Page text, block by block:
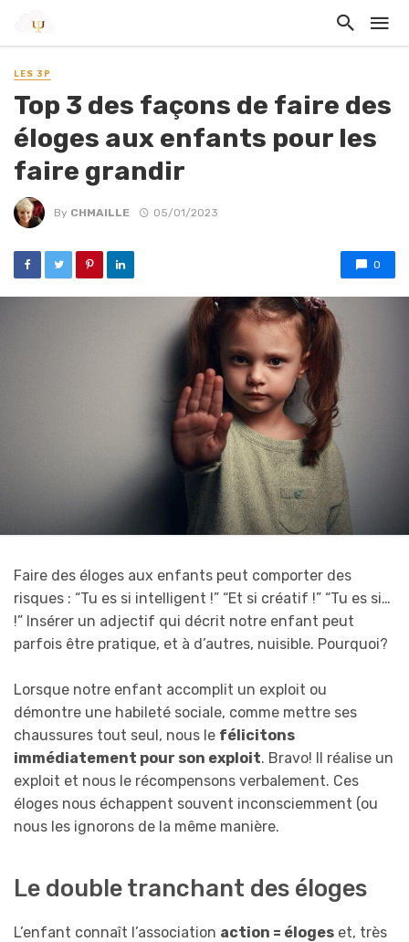
LES 3P
Top 3 des façons de faire des
éloges aux enfants pour les
faire grandir
By CHMAILLE 05/01/2023
0
Faire des éloges aux enfants peut comporter des
risques : “Tu es si intelligent !” “Et si créatif !” “Tu es si…
!” Insérer un adjectif qui décrit notre enfant peut
parfois être pratique, et à d’autres, nuisible. Pourquoi?
Lorsque notre enfant accomplit un exploit ou
démontre une habileté sociale, comme mettre ses
chaussures tout seul, nous le félicitons
immédiatement pour son exploit. Bravo! Il réalise un
exploit et nous le récompensons verbalement. Ces
éloges nous échappent souvent inconsciemment (ou
nous les ignorons de la même manière.
Le double tranchant des éloges
L’enfant connaît l’association action = éloges et, très